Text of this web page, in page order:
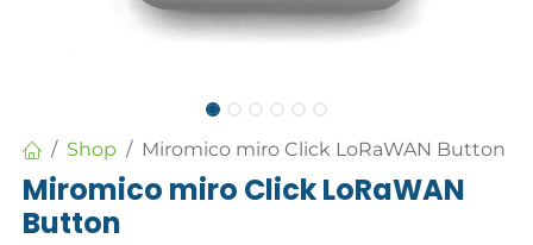
Shop Miromico miro Click LoRaWAN Button
Miromico miro Click LoRaWAN
Button